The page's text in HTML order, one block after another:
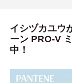
イシヅカユウ
ーン PRO-V
中！